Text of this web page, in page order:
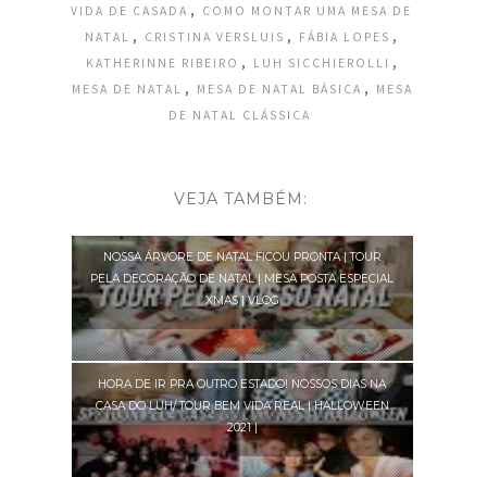
VIDA DE CASADA ,
COMO MONTAR UMA MESA DE
NATAL
, CRISTINA VERSLUIS , FÁBIA LOPES ,
KATHERINNE RIBEIRO , LUH SICCHIEROLLI ,
MESA DE NATAL , MESA DE NATAL BÁSICA ,
MESA
DE NATAL CLÁSSICA
VEJA TAMBÉM:
NOSSA ÁRVORE DE NATAL FICOU PRONTA | TOUR
PELA DECORAÇÃO DE NATAL | MESA POSTA ESPECIAL
XMAS | VLOG
HORA DE IR PRA OUTRO ESTADO! NOSSOS DIAS NA
CASA DO LUH/ TOUR BEM VIDA REAL | HALLOWEEN
2021 |